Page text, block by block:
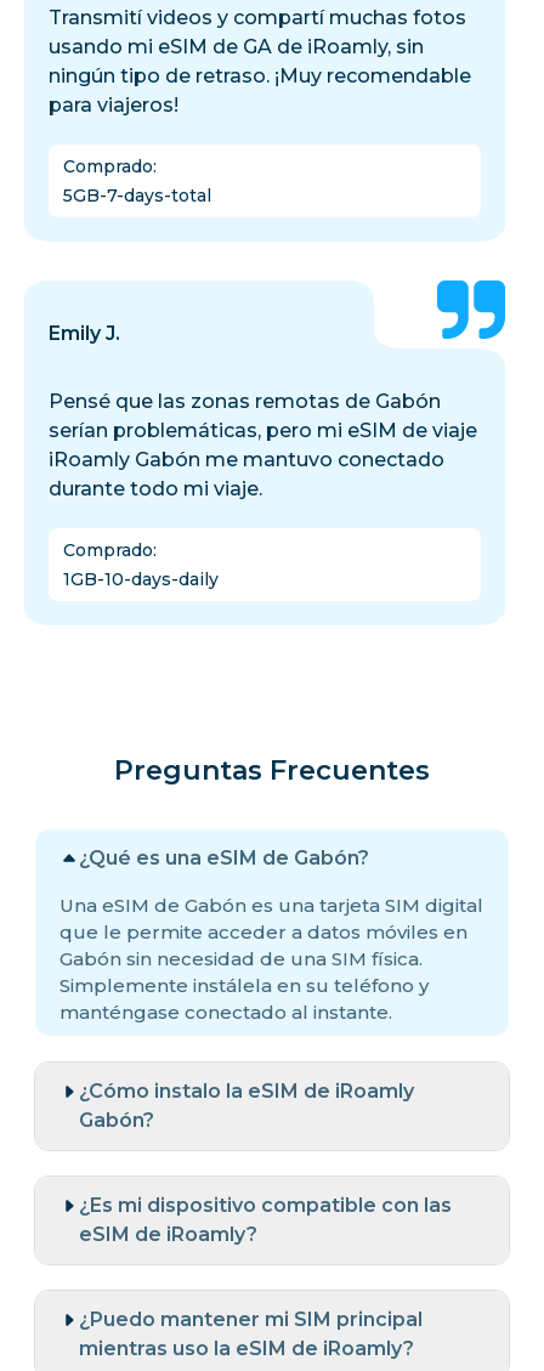
Transmití videos y compartí muchas fotos
usando mi eSIM de GA de iRoamly, sin
ningún tipo de retraso. ¡Muy recomendable
para viajeros!
Comprado:
5GB-7-days-total
Emily J.
Pensé que las zonas remotas de Gabón
serían problemáticas, pero mi eSIM de viaje
iRoamly Gabón me mantuvo conectado
durante todo mi viaje.
Comprado:
1GB-10-days-daily
Preguntas Frecuentes
¿Qué es una eSIM de Gabón?
Una eSIM de Gabón es una tarjeta SIM digital
que le permite acceder a datos móviles en
Gabón sin necesidad de una SIM física.
Simplemente instálela en su teléfono y
manténgase conectado al instante.
¿Cómo instalo la eSIM de iRoamly
Gabón?
¿Es mi dispositivo compatible con las
eSIM de iRoamly?
¿Puedo mantener mi SIM principal
mientras uso la eSIM de iRoamly?